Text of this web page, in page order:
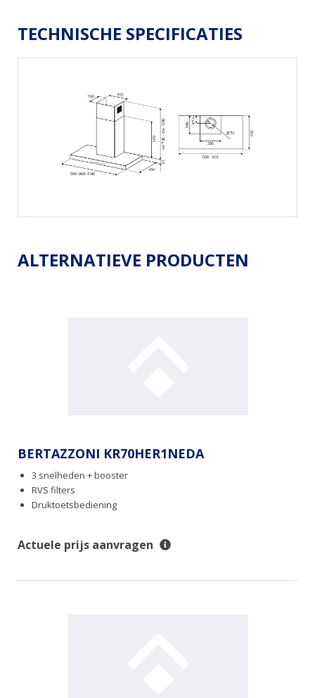
TECHNISCHE SPECIFICATIES
ALTERNATIEVE PRODUCTEN
BERTAZZONI KR70HER1NEDA
3 snelheden + booster
RVS filters
Druktoetsbediening
Actuele prijs aanvragen